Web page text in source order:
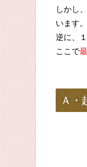
しかし
います。
逆に、
ここで
Ａ・